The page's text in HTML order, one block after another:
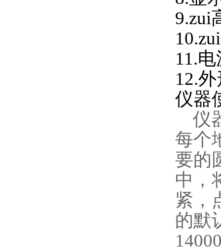
9.zui
11.
12.
仪器
仪
每个
要的
中，
紧，
的默